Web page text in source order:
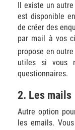
Il existe un
est disponible
de créer des
par mail à vos
propose en
utiles si vous
questionnaires.
2. Les mails
Autre option
les emails.